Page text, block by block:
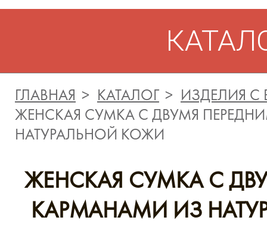
ГЛАВНАЯ КАТАЛОГ
ИЗДЕЛИЯ
ЖЕНСКАЯ СУМКА С ДВУМЯ
НАТУРАЛЬНОЙ КОЖИ
ЖЕНСКАЯ СУМКА С
КАРМАНАМИ ИЗ